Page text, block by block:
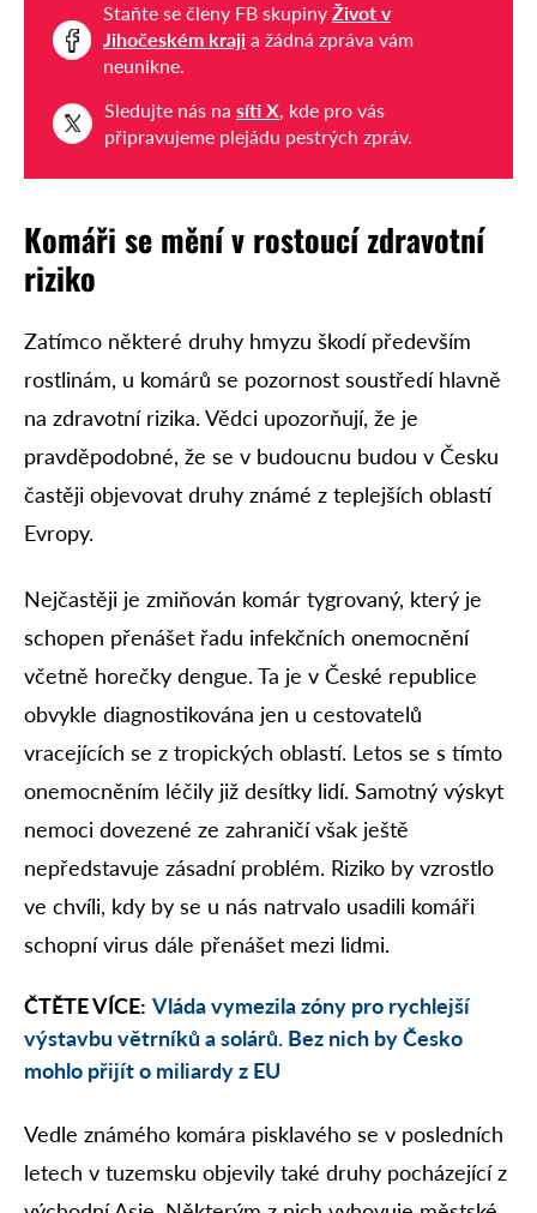
Staňte se členy FB skupiny Život v
Jihočeském kraji a žádná zpráva vám
neunikne.
Sledujte nás na síti X, kde pro vás
připravujeme plejádu pestrých zpráv.
Komáři se mění v rostoucí zdravotní
riziko
Zatímco některé druhy hmyzu škodí především
rostlinám, u komárů se pozornost soustředí hlavně
na zdravotní rizika. Vědci upozorňují, že je
pravděpodobné, že se v budoucnu budou v Česku
častěji objevovat druhy známé z teplejších oblastí
Evropy.
Nejčastěji je zmiňován komár tygrovaný, který je
schopen přenášet řadu infekčních onemocnění
včetně horečky dengue. Ta je v České republice
obvykle diagnostikována jen u cestovatelů
vracejících se z tropických oblastí. Letos se s tímto
onemocněním léčily již desítky lidí. Samotný výskyt
nemoci dovezené ze zahraničí však ještě
nepředstavuje zásadní problém. Riziko by vzrostlo
ve chvíli, kdy by se u nás natrvalo usadili komáři
schopní virus dále přenášet mezi lidmi.
ČTĚTE VÍCE: Vláda vymezila zóny pro rychlejší
výstavbu větrníků a solárů. Bez nich by Česko
mohlo přijít o miliardy z EU
Vedle známého komára pisklavého se v posledních
letech v tuzemsku objevily také druhy pocházející z